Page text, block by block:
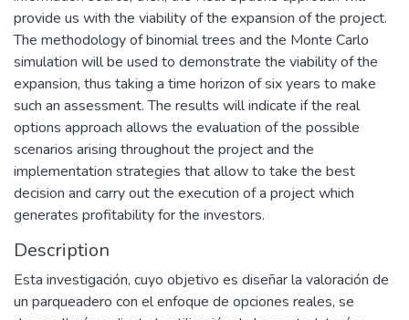
provide us with the viability of the expansion of the project.
The methodology of binomial trees and the Monte Carlo
simulation will be used to demonstrate the viability of the
expansion, thus taking a time horizon of six years to make
such an assessment. The results will indicate if the real
options approach allows the evaluation of the possible
scenarios arising throughout the project and the
implementation strategies that allow to take the best
decision and carry out the execution of a project which
generates profitability for the investors.
Description
Esta investigación, cuyo objetivo es diseñar la valoración de
un parqueadero con el enfoque de opciones reales, se